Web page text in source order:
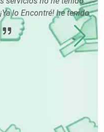
lo Encontré! he tenido
le